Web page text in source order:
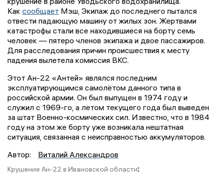
Как сообщает Мэш, Экипаж до последнего пытался
отвести падающую машину от жилых зон. Жертвами
катастрофы стали все находившиеся на борту семь
человек — пятеро членов экипажа и двое пассажиров.
Для расследования причин происшествия к месту
падения вылетела комиссия ВКС.
Этот Ан-22 «Антей» являлся последним
эксплуатирующимся самолётом данного типа в
российской армии. Он был выпущен в 1974 году и
служил с 1969-го, а летом текущего года был выведен
за штат Военно-космических сил. Известно, что в 1984
году на этом же борту уже возникала нештатная
ситуация, связанная с неисправностью аккумуляторов.
Автор:
Виталий Александров
Крушение Ан-22 в Ивановской области: